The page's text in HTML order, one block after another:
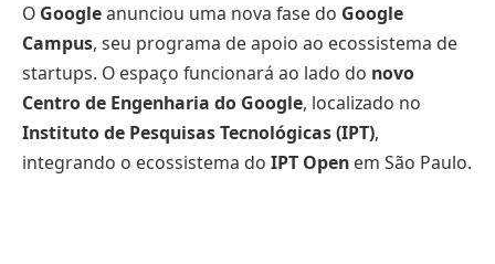
O Googleanunciou uma nova fase do Google
Campus, seu programa de apoio ao ecossistema de
startups. O espaço funcionará ao lado do novo
Centro de Engenharia do Google, localizado no
Instituto de Pesquisas Tecnológicas (IPT),
integrando o ecossistema do IPT Open em São Paulo.